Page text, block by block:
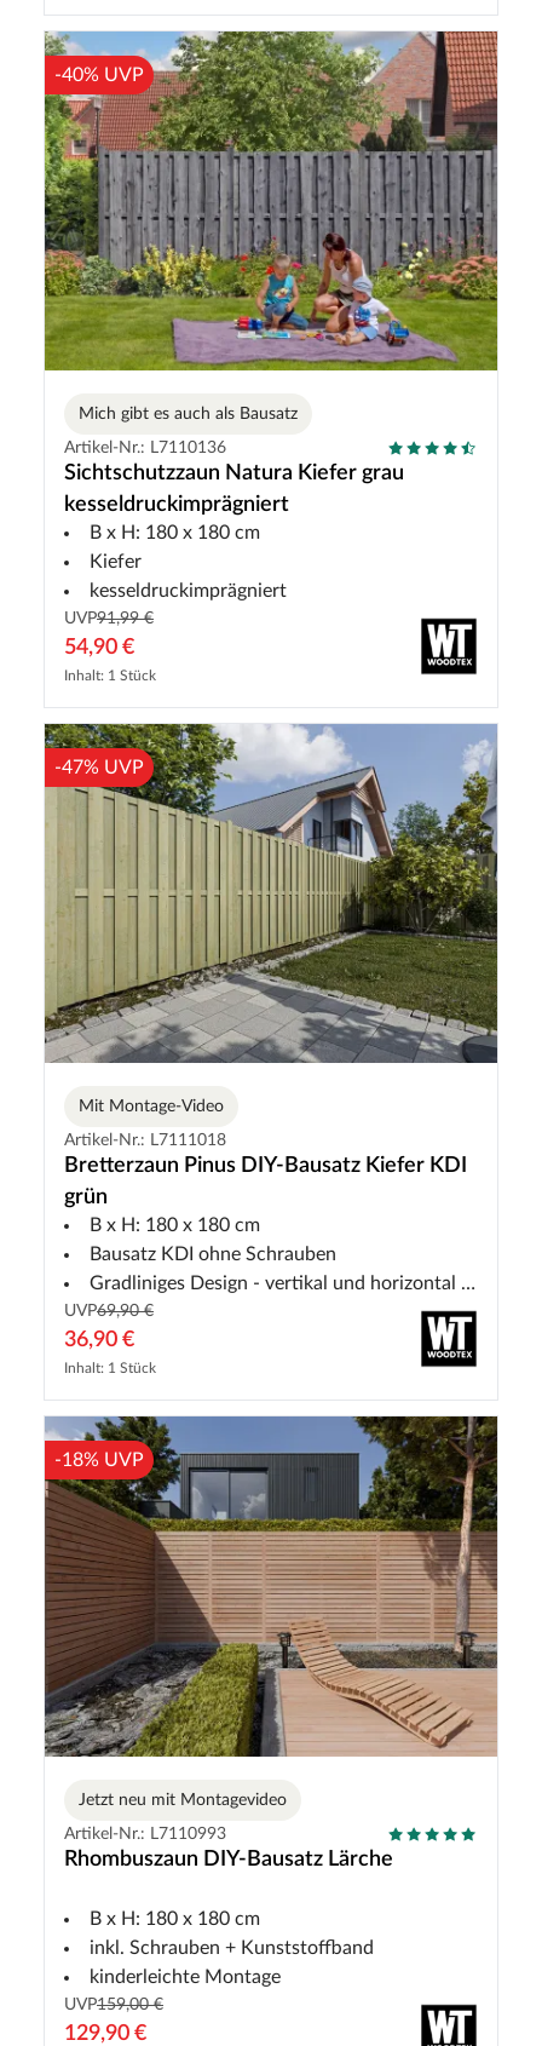
-40% UVP
Mich gibt es auch als Bausatz
Artikel-Nr.: L7110136
Sichtschutzzaun Natura Kiefer grau
kesseldruckimprägniert
B x H: 180 x 180 cm
Kiefer
kesseldruckimprägniert
UVP91,99 €
54,90 €
Inhalt: 1 Stück
-47% UVP
Mit Montage-Video
Artikel-Nr.: L7111018
Bretterzaun Pinus DIY-Bausatz Kiefer KDI
grün
B x H: 180 x 180 cm
Bausatz KDI ohne Schrauben
Gradliniges Design - vertikal und horizontal montierbar
UVP69,90 €
36,90 €
Inhalt: 1 Stück
-18% UVP
Jetzt neu mit Montagevideo
Artikel-Nr.: L7110993
Rhombuszaun DIY-Bausatz Lärche
B x H: 180 x 180 cm
inkl. Schrauben + Kunststoffband
kinderleichte Montage
UVP159,00 €
129,90 €